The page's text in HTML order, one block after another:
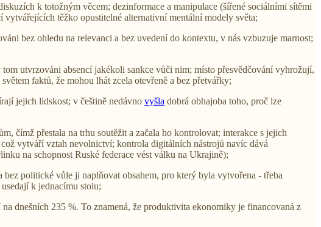
k totožným věcem; dezinformace a manipulace (šířené sociálními sítěmi
těžko opustitelné alternativní mentální modely světa;
bez ohledu na relevanci a bez uvedení do kontextu, v nás vzbuzuje marnost;
utvrzováni absencí jakékoli sankce vůči nim; místo přesvědčování vyhrožují,
faktů, že mohou lhát zcela otevřeně a bez přetvářky;
jejich lidskost; v češtině nedávno vyšla dobrá obhajoba toho, proč lze
čímž přestala na trhu soutěžit a začala ho kontrolovat; interakce s jejich
vytváří vztah nevolnictví; kontrola digitálních nástrojů navíc dává
na schopnost Ruské federace vést válku na Ukrajině);
politické vůle ji naplňovat obsahem, pro který byla vytvořena - třeba
k jednacímu stolu;
dnešních 235 %. To znamená, že produktivita ekonomiky je financovaná z